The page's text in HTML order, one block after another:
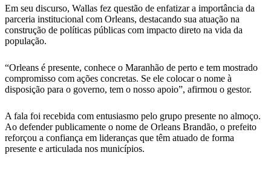
Em seu discurso, Wallas fez questão de enfatizar a importância da
parceria institucional com Orleans, destacando sua atuação na
construção de políticas públicas com impacto direto na vida da
população.
“Orleans é presente, conhece o Maranhão de perto e tem mostrado
compromisso com ações concretas. Se ele colocar o nome à
disposição para o governo, tem o nosso apoio”, afirmou o gestor.
A fala foi recebida com entusiasmo pelo grupo presente no almoço.
Ao defender publicamente o nome de Orleans Brandão, o prefeito
reforçou a confiança em lideranças que têm atuado de forma
presente e articulada nos municípios.